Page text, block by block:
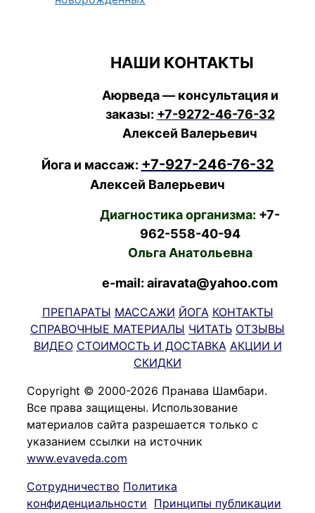
НАШИ КОНТАКТЫ
Аюрведа — консультация и
заказы: +7-9272-46-76-32
Алексей Валерьевич
Йога и массаж: +7-927-246-76-32
Алексей Валерьевич
Диагностика организма: +7-
962-558-40-94
Ольга Анатольевна
e-mail: airavata@yahoo.com
ПРЕПАРАТЫ МАССАЖИ ЙОГА КОНТАКТЫ
СПРАВОЧНЫЕ МАТЕРИАЛЫ ЧИТАТЬ ОТЗЫВЫ
ВИДЕО СТОИМОСТЬ И ДОСТАВКА АКЦИИ И
СКИДКИ
Copyright © 2000-2026 Пранава Шамбари.
Все права защищены. Использование
материалов сайта разрешается только с
указанием ссылки на источник
www.evaveda.com
Сотрудничество Политика
конфиденциальности Принципы публикации